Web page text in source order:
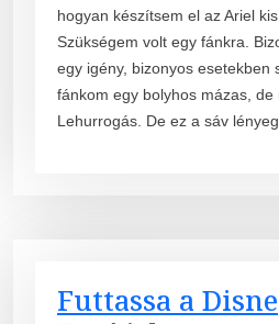
hogyan készítsem el az Ariel
Szükségem volt egy fánkra.
egy igény, bizonyos esetekben
fánkom egy bolyhos mázas, de
Lehurrogás. De ez a sáv
Futtassa a